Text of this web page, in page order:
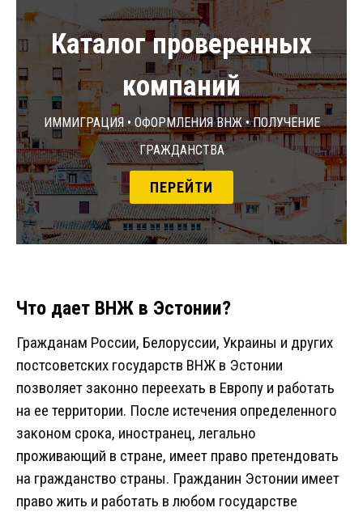
Каталог проверенных
компаний
Иммиграция • Оформления ВНЖ • Получение
гражданства
ПЕРЕЙТИ
Что дает ВНЖ в Эстонии?
Гражданам России, Белоруссии, Украины и других
постсоветских государств ВНЖ в Эстонии
позволяет законно переехать в Европу и работать
на ее территории. После истечения определенного
законом срока, иностранец, легально
проживающий в стране, имеет право претендовать
на гражданство страны. Гражданин Эстонии имеет
право жить и работать в любом государстве